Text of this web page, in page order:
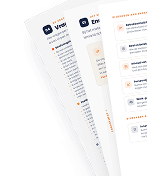
GROEI & INZICHT
Talent Development
Interne Mobiliteit
HR Analytics NIEUW
AI Coach Talli
Alle features bekijken
Downloads
Brochure
Contact